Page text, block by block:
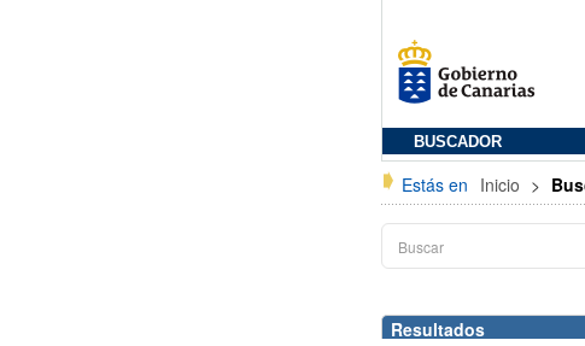
BUSCADOR
Estás en Inicio >
Resultados